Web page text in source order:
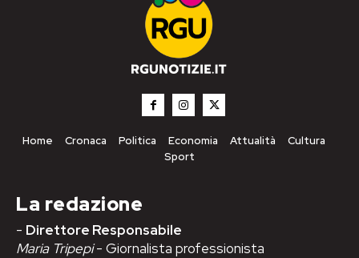
Home Cronaca Politica Economia Attualità
Cultura
Sport
La redazione
- Direttore Responsabile
Maria Tripepi- Giornalista professionista